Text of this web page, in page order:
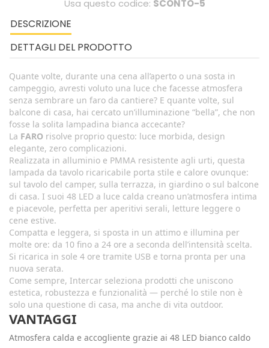
Usa questo codice: SCONTO-5
DESCRIZIONE
DETTAGLI DEL PRODOTTO
Quante volte, durante una cena all’aperto o una sosta in
campeggio, avresti voluto una luce che facesse atmosfera
senza sembrare un faro da cantiere? E quante volte, sul
balcone di casa, hai cercato un’illuminazione “bella”, che non
fosse la solita lampadina bianca accecante?
La FARO risolve proprio questo: luce morbida, design
elegante, zero complicazioni.
Realizzata in alluminio e PMMA resistente agli urti, questa
lampada da tavolo ricaricabile porta stile e calore ovunque:
sul tavolo del camper, sulla terrazza, in giardino o sul balcone
di casa. I suoi 48 LED a luce calda creano un’atmosfera intima
e piacevole, perfetta per aperitivi serali, letture leggere o
cene estive.
Compatta e leggera, si sposta in un attimo e illumina per
molte ore: da 10 fino a 24 ore a seconda dell’intensità scelta.
Si ricarica in sole 4 ore tramite USB e torna pronta per una
nuova serata.
Come sempre, Intercar seleziona prodotti che uniscono
estetica, robustezza e funzionalità — perché lo stile non è
solo una questione di casa, ma anche di vita outdoor.
VANTAGGI
Atmosfera calda e accogliente grazie ai 48 LED bianco caldo